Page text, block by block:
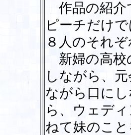
作品の紹介
ピーチだけ
８人のそれ
新婦の高校
しながら、
ながら口に
ら、ウェデ
ねて妹のこ